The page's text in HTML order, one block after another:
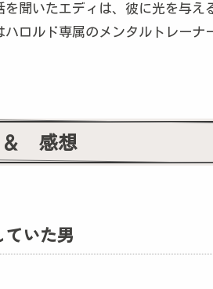
を聞いたエディは、彼に光を与え
ハロルド専属のメンタルトレーナ
感想
いた男